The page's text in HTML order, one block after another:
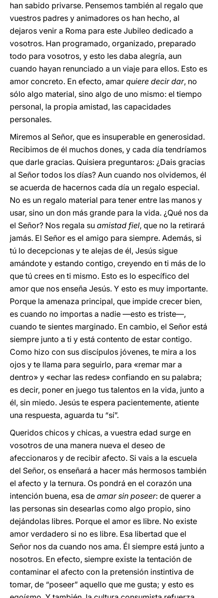
han sabido privarse. Pensemos también al regalo que
vuestros padres y animadores os han hecho, al
dejaros venir a Roma para este Jubileo dedicado a
vosotros. Han programado, organizado, preparado
todo para vosotros, y esto les daba alegría, aun
cuando hayan renunciado a un viaje para ellos. Esto es
amor concreto. En efecto, amar quiere decir dar, no
sólo algo material, sino algo de uno mismo: el tiempo
personal, la propia amistad, las capacidades
personales.
Miremos al Señor, que es insuperable en generosidad.
Recibimos de él muchos dones, y cada día tendríamos
que darle gracias. Quisiera preguntaros: ¿Dais gracias
al Señor todos los días? Aun cuando nos olvidemos, él
se acuerda de hacernos cada día un regalo especial.
No es un regalo material para tener entre las manos y
usar, sino un don más grande para la vida. ¿Qué nos da
el Señor? Nos regala su amistad fiel, que no la retirará
jamás. El Señor es el amigo para siempre. Además, si
tú lo decepcionas y te alejas de él, Jesús sigue
amándote y estando contigo, creyendo en ti más de lo
que tú crees en ti mismo. Esto es lo específico del
amor que nos enseña Jesús. Y esto es muy importante.
Porque la amenaza principal, que impide crecer bien,
es cuando no importas a nadie —esto es triste—,
cuando te sientes marginado. En cambio, el Señor está
siempre junto a ti y está contento de estar contigo.
Como hizo con sus discípulos jóvenes, te mira a los
ojos y te llama para seguirlo, para «remar mar a
dentro» y «echar las redes» confiando en su palabra;
es decir, poner en juego tus talentos en la vida, junto a
él, sin miedo. Jesús te espera pacientemente, atiente
una respuesta, aguarda tu “sí”.
Queridos chicos y chicas, a vuestra edad surge en
vosotros de una manera nueva el deseo de
afeccionaros y de recibir afecto. Si vais a la escuela
del Señor, os enseñará a hacer más hermosos también
el afecto y la ternura. Os pondrá en el corazón una
intención buena, esa de amar sin poseer: de querer a
las personas sin desearlas como algo propio, sino
dejándolas libres. Porque el amor es libre. No existe
amor verdadero si no es libre. Esa libertad que el
Señor nos da cuando nos ama. Él siempre está junto a
nosotros. En efecto, siempre existe la tentación de
contaminar el afecto con la pretensión instintiva de
tomar, de “poseer” aquello que me gusta; y esto es